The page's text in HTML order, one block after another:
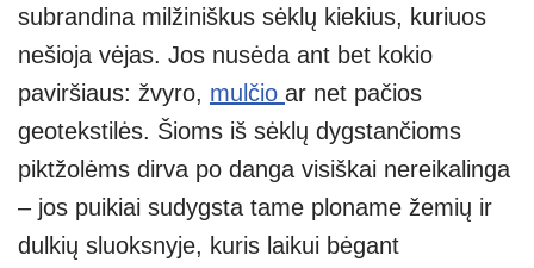
subrandina milžiniškus sėklų kiekius, kuriuos
nešioja vėjas. Jos nusėda ant bet kokio
paviršiaus: žvyro, mulčio ar net pačios
geotekstilės. Šioms iš sėklų dygstančioms
piktžolėms dirva po danga visiškai nereikalinga
– jos puikiai sudygsta tame ploname žemių ir
dulkių sluoksnyje, kuris laikui bėgant